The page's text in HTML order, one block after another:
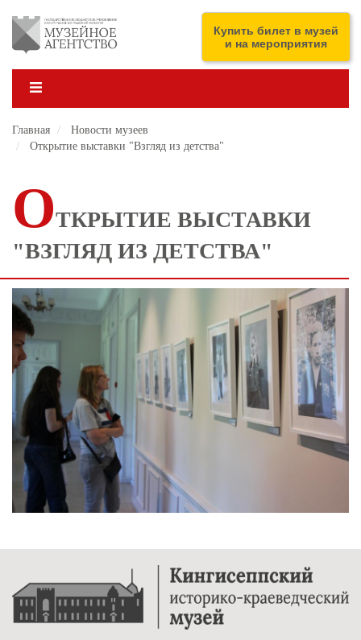
основному
содержанию
ENG
Купить билет в музей
и на мероприятия
Главная
Новости музеев
Открытие выставки "Взгляд из детства"
ОТКРЫТИЕ ВЫСТАВКИ
"ВЗГЛЯД ИЗ ДЕТСТВА"